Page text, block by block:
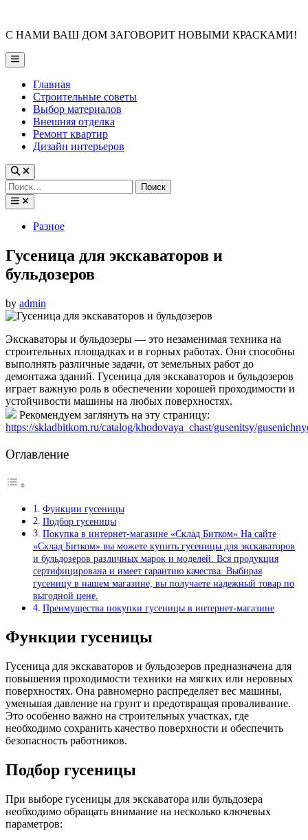
content
С НАМИ ВАШ ДОМ ЗАГОВОРИТ НОВЫМИ КРАСКАМИ!
Main
Menu
Главная
Строительные советы
Выбор материалов
Внешняя отделка
Ремонт квартир
Дизайн интерьеров
Найти:
PostedРазное
Гусеница для экскаваторов и
бульдозеров
by admin
Экскаваторы и бульдозеры — это незаменимая техника на
строительных площадках и в горных работах. Они способны
выполнять различные задачи, от земельных работ до
демонтажа зданий. Гусеница для экскаваторов и бульдозеров
играет важную роль в обеспечении хорошей проходимости и
устойчивости машины на любых поверхностях.
Рекомендуем заглянуть на эту страницу:
https://skladbitkom.ru/catalog/khodovaya_chast/gusenitsy/
Оглавление
Функции гусеницы
Подбор гусеницы
Покупка в интернет-магазине «Склад Битком» На сайте
«Склад Битком» вы можете купить гусеницы для экскаваторов
и бульдозеров различных марок и моделей. Вся продукция
сертифицирована и имеет гарантию качества. Выбирая
гусеницу в нашем магазине, вы получаете надежный товар по
выгодной цене.
Преимущества покупки гусеницы в интернет-магазине
Функции гусеницы
Гусеница для экскаваторов и бульдозеров предназначена для
повышения проходимости техники на мягких или неровных
поверхностях. Она равномерно распределяет вес машины,
уменьшая давление на грунт и предотвращая проваливание.
Это особенно важно на строительных участках, где
необходимо сохранить качество поверхности и обеспечить
безопасность работников.
Подбор гусеницы
При выборе гусеницы для экскаватора или бульдозера
необходимо обращать внимание на несколько ключевых
параметров: